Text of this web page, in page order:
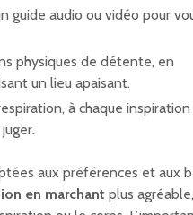
guide audio ou vidéo pour
physiques de détente, en
un lieu apaisant.
à chaque
aux préférences et aux
en marchant plus agréable,